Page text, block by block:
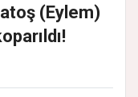
(Eylem)